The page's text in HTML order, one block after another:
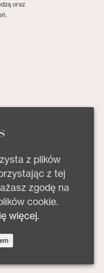
oraz
z plików
z tej
zgodę na
cookie.
więcej.